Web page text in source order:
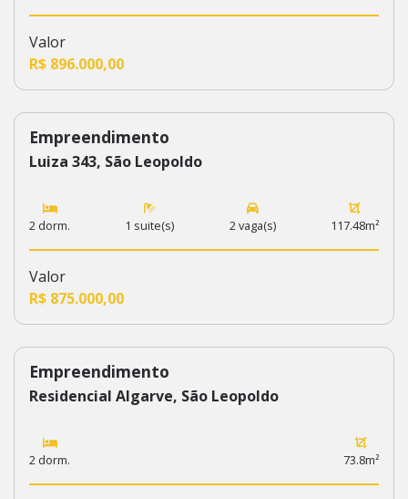
Valor
R$ 896.000,00
569
Empreendimento
Luiza 343, São Leopoldo
2 dorm. 1 suite(s) 2 vaga(s) 117.48m²
Valor
R$ 875.000,00
553
Empreendimento
Residencial Algarve, São Leopoldo
2 dorm. 73.8m²